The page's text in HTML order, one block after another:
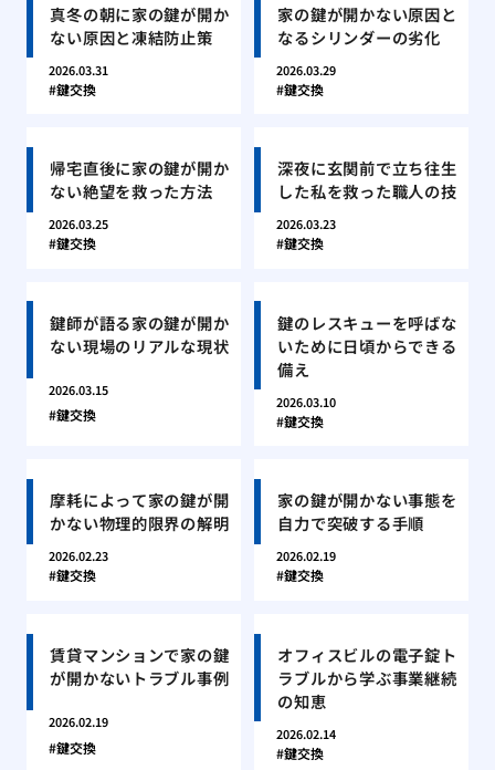
真冬の朝に家の鍵が開か
ない原因と凍結防止策
2026.03.31
鍵交換
家の鍵が開かない原因と
なるシリンダーの劣化
2026.03.29
鍵交換
帰宅直後に家の鍵が開か
ない絶望を救った方法
2026.03.25
鍵交換
深夜に玄関前で立ち往生
した私を救った職人の技
2026.03.23
鍵交換
鍵師が語る家の鍵が開か
ない現場のリアルな現状
2026.03.15
鍵交換
鍵のレスキューを呼ばな
いために日頃からできる
備え
2026.03.10
鍵交換
摩耗によって家の鍵が開
かない物理的限界の解明
2026.02.23
鍵交換
家の鍵が開かない事態を
自力で突破する手順
2026.02.19
鍵交換
賃貸マンションで家の鍵
が開かないトラブル事例
2026.02.19
鍵交換
オフィスビルの電子錠ト
ラブルから学ぶ事業継続
の知恵
2026.02.14
鍵交換